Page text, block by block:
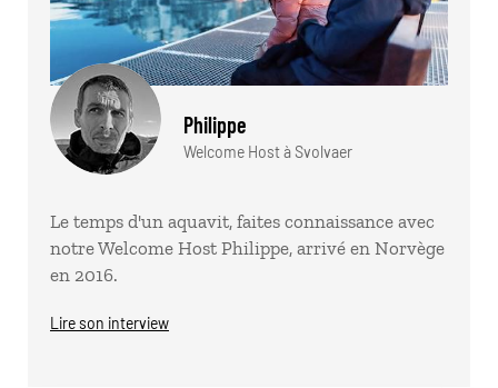
Philippe
Welcome Host à Svolvaer
Le temps d'un aquavit, faites connaissance avec
notre Welcome Host Philippe, arrivé en Norvège
en 2016.
Lire son interview